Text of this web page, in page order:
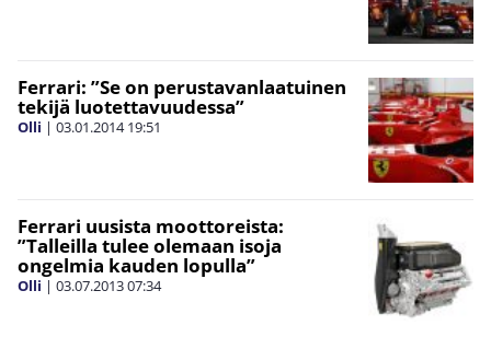
Ferrari: ”Se on perustavanlaatuinen
tekijä luotettavuudessa”
Olli | 03.01.2014 19:51
Ferrari uusista moottoreista:
”Talleilla tulee olemaan isoja
ongelmia kauden lopulla”
Olli | 03.07.201307:34